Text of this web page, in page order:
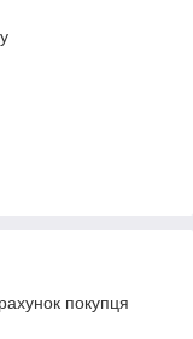
покупця